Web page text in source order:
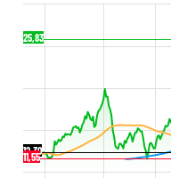
12,30
11,55
25,83